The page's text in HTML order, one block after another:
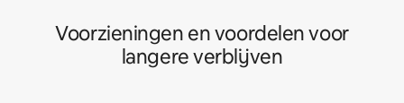
Voorzieningen en voordelen voor
langere verblijven